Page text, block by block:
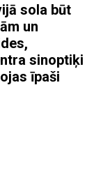
sola būt
un
sinoptiķi
īpaši